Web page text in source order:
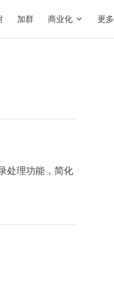
加群 商业化 更多
处理功能，简化